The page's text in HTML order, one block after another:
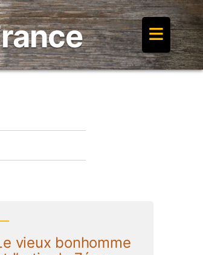
≡
vieux bonhomme